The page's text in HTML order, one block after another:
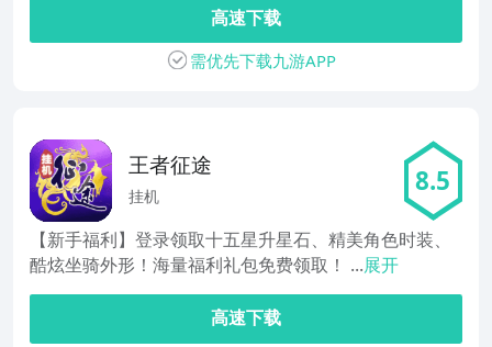
高速下载
需优先下载九游APP
王者征途
挂机 8.5
【新手福利】登录领取十五星升星石、精美角色时装、
酷炫坐骑外形！海量福利礼包免费领取！ ...展开
高速下载